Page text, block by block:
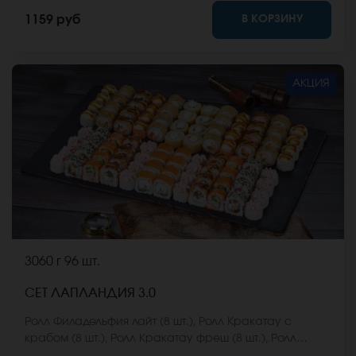
имбирь, васаби и соевый соус. Они не входят в
стоимость заказа. *Внешний вид блюда может
1159 руб В КОРЗИНУ
АКЦИЯ
3060 г 96 шт.
СЕТ ЛАПЛАНДИЯ 3.0